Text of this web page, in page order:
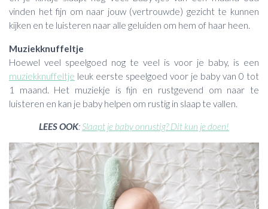
vinden het fijn om naar jouw (vertrouwde) gezicht te kunnen
kijken en te luisteren naar alle geluiden om hem of haar heen.
Muziekknuffeltje
Hoewel veel speelgoed nog te veel is voor je baby, is een
muziekknuffeltje leuk eerste speelgoed voor je baby van 0 tot
1 maand. Het muziekje is fijn en rustgevend om naar te
luisteren en kan je baby helpen om rustig in slaap te vallen.
LEES OOK:Slaapt je baby onrustig? Dit kun je doen!